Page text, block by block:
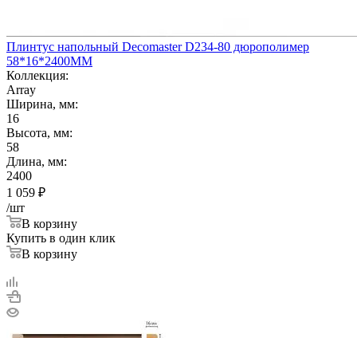
Плинтус напольный Decomaster D234-80 дюрополимер
58*16*2400ММ
Коллекция:
Array
Ширина, мм:
16
Высота, мм:
58
Длина, мм:
2400
1 059 ₽
/шт
В корзину
Купить в один клик
В корзину